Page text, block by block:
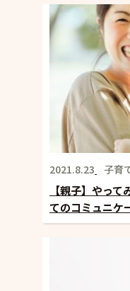
2021.8.23 子育
【親子】やっ
てのコミュニケ